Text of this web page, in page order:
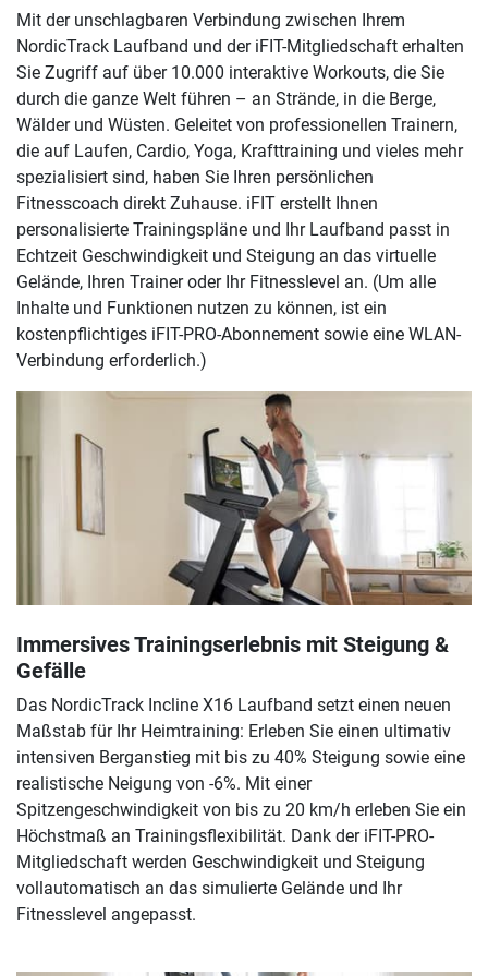
Mit der unschlagbaren Verbindung zwischen Ihrem
NordicTrack Laufband und der iFIT-Mitgliedschaft erhalten
Sie Zugriff auf über 10.000 interaktive Workouts, die Sie
durch die ganze Welt führen – an Strände, in die Berge,
Wälder und Wüsten. Geleitet von professionellen Trainern,
die auf Laufen, Cardio, Yoga, Krafttraining und vieles mehr
spezialisiert sind, haben Sie Ihren persönlichen
Fitnesscoach direkt Zuhause. iFIT erstellt Ihnen
personalisierte Trainingspläne und Ihr Laufband passt in
Echtzeit Geschwindigkeit und Steigung an das virtuelle
Gelände, Ihren Trainer oder Ihr Fitnesslevel an. (Um alle
Inhalte und Funktionen nutzen zu können, ist ein
kostenpflichtiges iFIT-PRO-Abonnement sowie eine WLAN-
Verbindung erforderlich.)
Immersives Trainingserlebnis mit Steigung &
Gefälle
Das NordicTrack Incline X16 Laufband setzt einen neuen
Maßstab für Ihr Heimtraining: Erleben Sie einen ultimativ
intensiven Berganstieg mit bis zu 40% Steigung sowie eine
realistische Neigung von -6%. Mit einer
Spitzengeschwindigkeit von bis zu 20 km/h erleben Sie ein
Höchstmaß an Trainingsflexibilität. Dank der iFIT-PRO-
Mitgliedschaft werden Geschwindigkeit und Steigung
vollautomatisch an das simulierte Gelände und Ihr
Fitnesslevel angepasst.